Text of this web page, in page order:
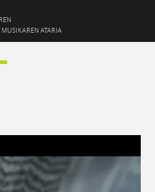
MUSIKAREN ATARIA